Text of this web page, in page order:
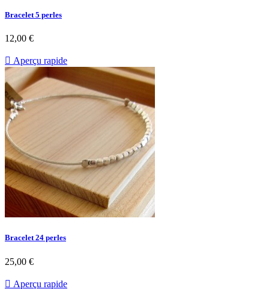
Bracelet 5 perles
12,00 €
 Aperçu rapide
Bracelet 24 perles
25,00 €
 Aperçu rapide